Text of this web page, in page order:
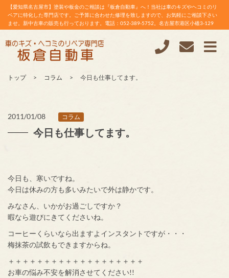
【愛知県名古屋市】塗装や板金のご相談は『板倉自動車』へ！当社は車のキズやヘコミのリ
ペアに特化した専門店です。ご予算に合わせた修理を致しますので、お気軽にご相談下さい
ませ。新中古車の販売も行っております。電話：052-389-5752。名古屋市港区小碓3-129
トップ コラム 今日も仕事してます。
2011/01/08 コラム
今日も仕事してます。
今日も、寒いですね。
今日は休みの方も多いみたいで外は静かです。
みなさん、いかがお過ごしですか？
暇なら遊びにきてくださいね。
コーヒーくらいなら出ますよインスタントですが・・・
梅抹茶の試飲もできますからね。
＋＋＋＋＋＋＋＋＋＋＋＋＋＋＋＋＋＋＋
お車の悩み不安を解消させてください!!